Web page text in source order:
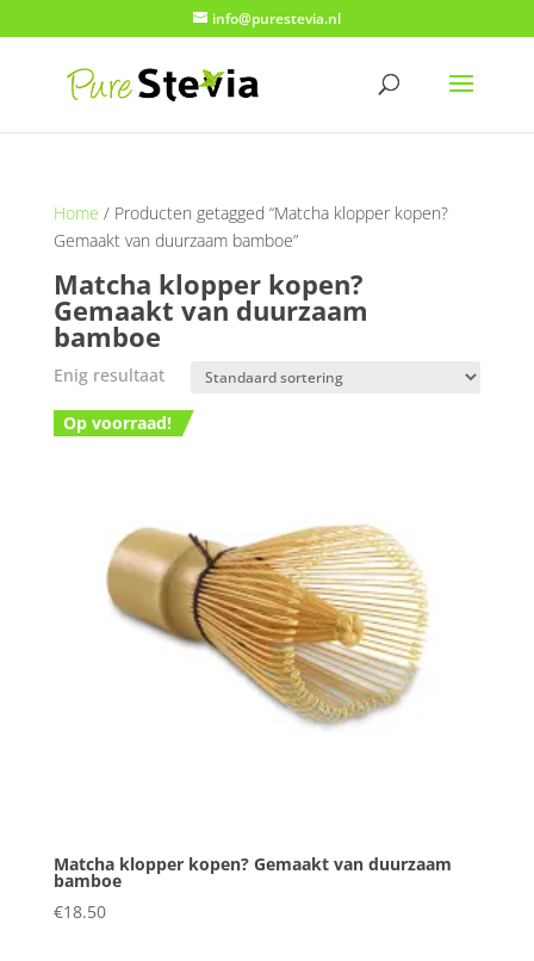
info@purestevia.nl
Home / Producten getagged “Matcha klopper kopen?
Gemaakt van duurzaam bamboe”
Matcha klopper kopen?
Gemaakt van duurzaam
bamboe
Enig resultaat
Op voorraad!
Matcha klopper kopen? Gemaakt van duurzaam
bamboe
€18.50